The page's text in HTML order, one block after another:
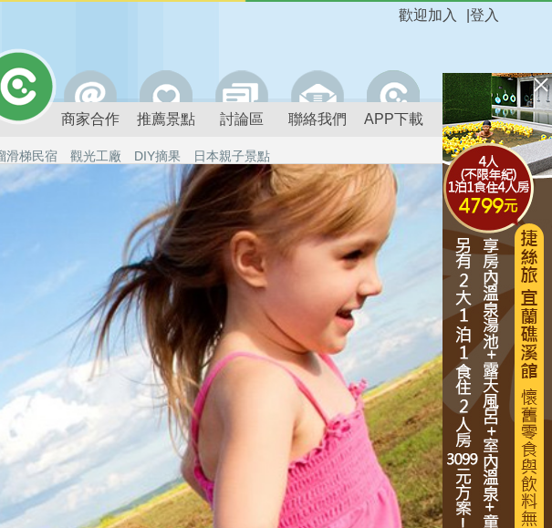
登入
歡迎加入
商家合作 推薦景點 討論區 聯絡我們 APP下載
滑梯民宿 觀光工廠 DIY摘果 日本親子景點